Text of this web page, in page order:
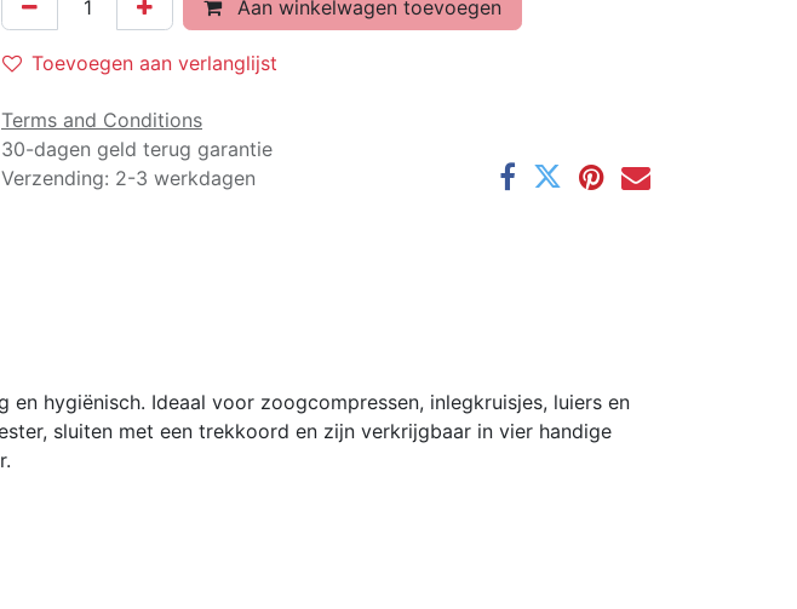
Aan winkelwagen toevoegen
Toevoegen aan verlanglijst
Terms and Conditions
30-dagen geld terug garantie
Verzending: 2-3 werkdagen
hygiënisch. Ideaal voor zoogcompressen, inlegkruisjes, luiers en
sluiten met een trekkoord en zijn verkrijgbaar in vier handige